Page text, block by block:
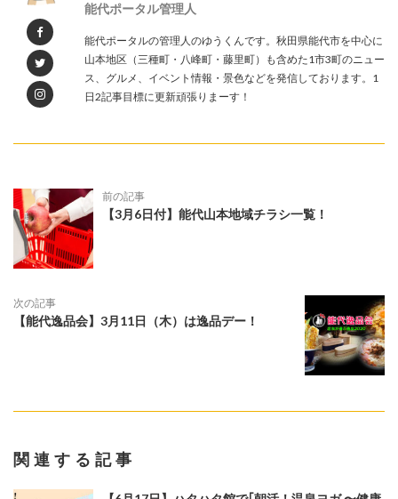
能代ポータル管理人
能代ポータルの管理人のゆうくんです。秋田県能代市を中心に
山本地区（三種町・八峰町・藤里町）も含めた1市3町のニュー
ス、グルメ、イベント情報・景色などを発信しております。1
日2記事目標に更新頑張りまーす！
前の記事
【3月6日付】能代山本地域チラシ一覧！
次の記事
【能代逸品会】3月11日（木）は逸品デー！
関連する記事